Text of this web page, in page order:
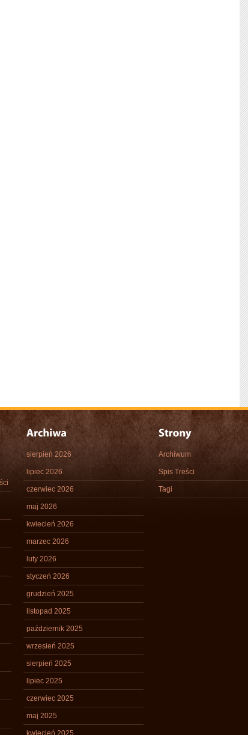
sierpień 2026
lipiec 2026
czerwiec 2026
maj 2026
kwiecień 2026
marzec 2026
luty 2026
styczeń 2026
grudzień 2025
listopad 2025
październik 2025
wrzesień 2025
sierpień 2025
lipiec 2025
czerwiec 2025
maj 2025
kwiecień 2025
Archiwum
Spis Treści
Tagi